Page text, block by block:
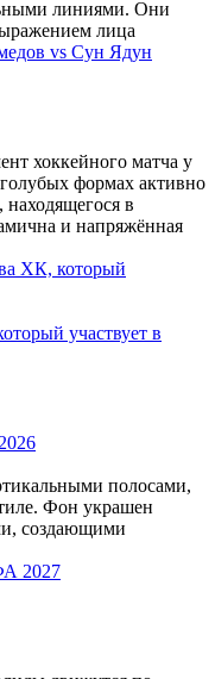
vs Сун Ядун
2027